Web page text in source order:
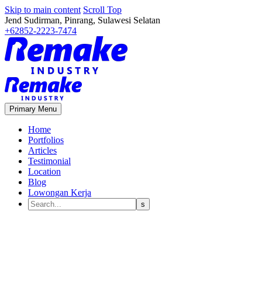
Skip to main content Scroll Top
Jend Sudirman, Pinrang, Sulawesi Selatan
+62852-2223-7474
Primary Menu
Home
Portfolios
Articles
Testimonial
Location
Blog
Lowongan Kerja